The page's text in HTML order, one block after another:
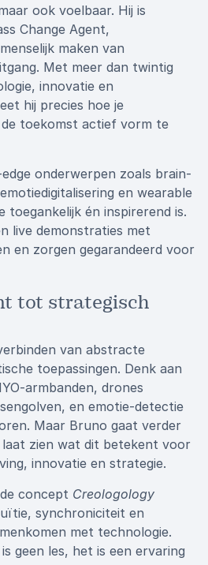
ook voelbaar. Hij is
Change Agent,
maken van
Met meer dan twintig
innovatie en
hij precies hoe je
toekomst actief vorm te
onderwerpen zoals brain-
en wearable
toegankelijk én inspirerend is.
live demonstraties met
en zorgen gegarandeerd voor
tot strategisch
van abstracte
toepassingen. Denk aan
armbanden, drones
en emotie-detectie
Maar Bruno gaat verder
laat zien wat dit betekent voor
innovatie en strategie.
concept Creologology
synchroniciteit en
met technologie.
geen les, het is een ervaring